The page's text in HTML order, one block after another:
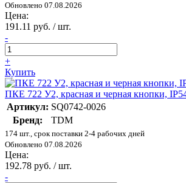
Обновлено 07.08.2026
Цена:
191.11 руб. / шт.
-
+
Купить
ПКЕ 722 У2, красная и черная кнопки,
Артикул: SQ0742-0026
Бренд:
TDM
174 шт., срок поставки 2-4 рабочих дней
Обновлено 07.08.2026
Цена:
192.78 руб. / шт.
-